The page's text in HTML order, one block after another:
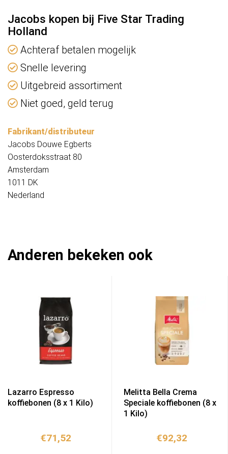
Jacobs kopen bij Five Star Trading
Holland
Achteraf betalen mogelijk
Snelle levering
Uitgebreid assortiment
Niet goed, geld terug
Fabrikant/distributeur
Jacobs Douwe Egberts
Oosterdoksstraat 80
Amsterdam
1011 DK
Nederland
Anderen bekeken ook
Lazarro Espresso
koffiebonen (8 x 1 Kilo)
€71,52
Melitta Bella Crema
Speciale koffiebonen (8 x
1 Kilo)
€92,32